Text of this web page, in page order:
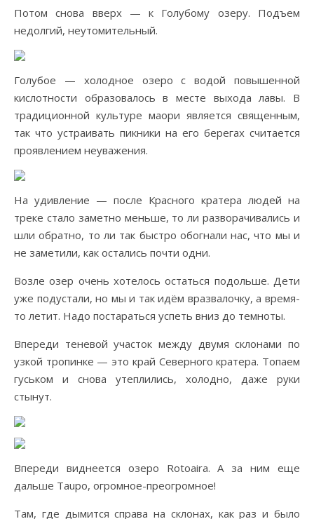
Потом снова вверх — к Голубому озеру. Подъем
недолгий, неутомительный.
Голубое — холодное озеро с водой повышенной
кислотности образовалось в месте выхода лавы. В
традиционной культуре маори является священным,
так что устраивать пикники на его берегах считается
проявлением неуважения.
На удивление — после Красного кратера людей на
треке стало заметно меньше, то ли разворачивались и
шли обратно, то ли так быстро обогнали нас, что мы и
не заметили, как остались почти одни.
Возле озер очень хотелось остаться подольше. Дети
уже подустали, но мы и так идём вразвалочку, а время-
то летит. Надо постараться успеть вниз до темноты.
Впереди теневой участок между двумя склонами по
узкой тропинке — это край Северного кратера. Топаем
гуськом и снова утеплились, холодно, даже руки
стынут.
Впереди виднеется озеро Rotoaira. А за ним еще
дальше Taupo, огромное-преогромное!
Там, где дымится справа на склонах, как раз и было